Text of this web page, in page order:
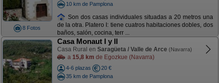
8 Fotos
10 km de Pamplona
Son dos casas individuales situadas a 20 metros una
de la otra. Platero I: tiene cuatros habitaciones dobles, dos
baños, salón, cocina, terr ...
Casa Monaut I y II
Casa Rural en Saragüeta / Valle de Arce (Navarra)
a 15,8 km de Egozkue (Navarra)
4-6 plazas
20 €
35 km de Pamplona